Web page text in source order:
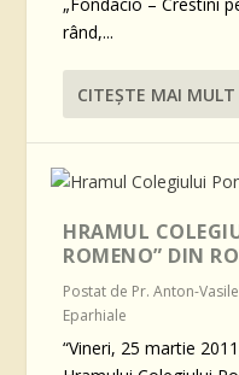
rând,...
CITEŞTE MAI MULT
HRAMUL
ROMENO” DIN
Postat de Pr. Anton-
Eparhiale
“Vineri, 25 martie